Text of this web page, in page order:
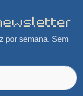
por semana. Sem